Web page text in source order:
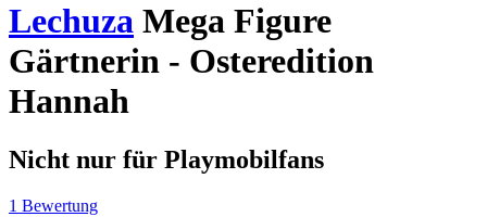
Lechuza Mega Figure
Gärtnerin - Osteredition
Hannah
Nicht nur für Playmobilfans
1 Bewertung